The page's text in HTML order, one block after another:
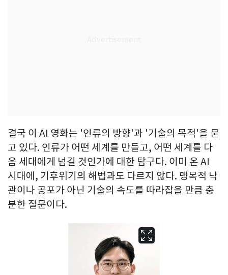
결국 이 AI 영화는 '인류의 방향'과 '기술의 목적'을 묻
고 있다. 인류가 어떤 세계를 만들고, 어떤 세계를 다
음 세대에게 넘길 것인가에 대한 탐구다. 이미 온 AI
시대에, 기후위기의 해법과도 다르지 않다. 맹목적 낙
관이나 공포가 아닌 기술의 속도를 따라잡을 만큼 충
분한 질문이다.